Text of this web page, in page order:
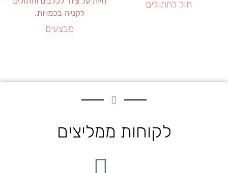
חול לחתולים
מבצעים
לקוחות ממליצים